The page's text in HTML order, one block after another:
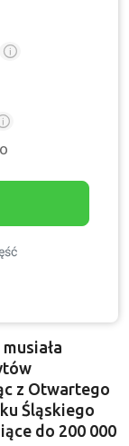
z Otwartego
Śląskiego
do 200 000